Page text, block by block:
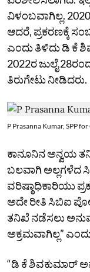
ವಿಳಂಬವಾಗಿಲ್ಲ.
ಆದರೆ, ಪ್ರಕರಣಕ್ಕೆ
ಎಂದು ತಿಳಿದು ಡಿ ಕೆ
2022ರ ಜುಲೈ
ತಿರುಗೇಟು ನೀಡಿದರು.
P Prasanna Kumar, SPP for
ಕಾನೂನಿನ ಅನ್ವಯ
ಬಲವಾಗಿ ಅಲ್ಲಗಳೆದ
ವರಿಷ್ಠಾಧಿಕಾರಿಯು
ಅದೇ ರೀತಿ ಸಿಬಿಐ
ತನಿಖೆ ನಡೆಸಲು
ಅಕ್ರಮವಾಗಿಲ್ಲ”
“ಡಿ ಕೆ ಶಿವಕುಮಾರ್‌